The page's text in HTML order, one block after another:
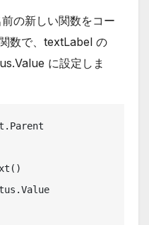
の新しい関数をコー
数で、textLabel の
に設定しま